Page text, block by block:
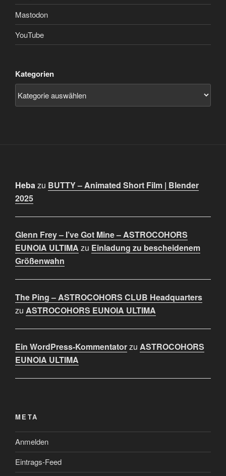
Mastodon
YouTube
Kategorien
Hebazu BUTTY – Animated Short Film | Blender
2025
Glenn Frey – I’ve Got Mine – ASTROCOHORS
EUNOIA ULTIMA zu Einladung zu bescheidenem
Größenwahn
The Ping – ASTROCOHORS CLUB Headquarters
zu ASTROCOHORS EUNOIA ULTIMA
Ein WordPress-Kommentatorzu ASTROCOHORS
EUNOIA ULTIMA
META
Anmelden
Eintrags-Feed